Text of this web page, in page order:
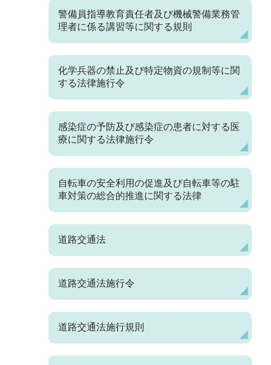
警備員指導教育責任者及び機械警備業務管
理者に係る講習等に関する規則
化学兵器の禁止及び特定物資の規制等に関
する法律施行令
感染症の予防及び感染症の患者に対する医
療に関する法律施行令
自転車の安全利用の促進及び自転車等の駐
車対策の総合的推進に関する法律
道路交通法
道路交通法施行令
道路交通法施行規則